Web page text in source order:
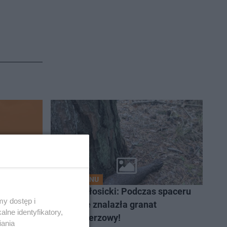
Z REGIONU
Powiat łosicki: Podczas spaceru
po lesie znalazła granat
moździerzowy!
dostęp i
identyfikatory,